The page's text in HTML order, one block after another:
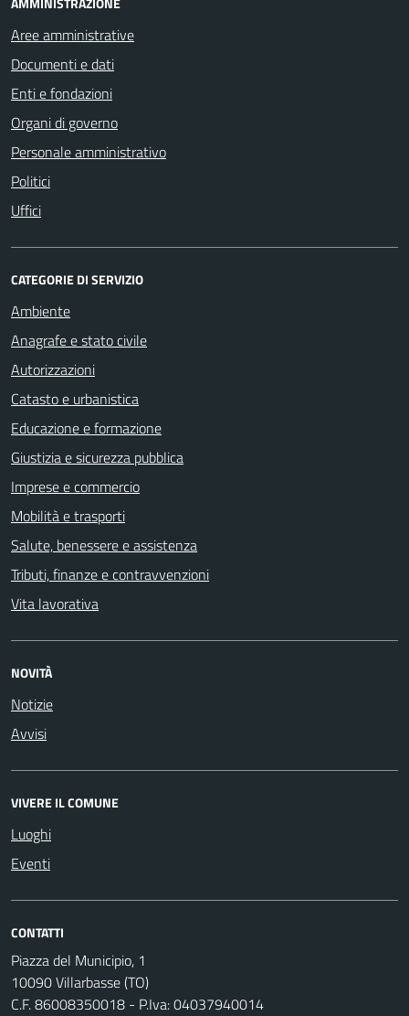
Aree amministrative
Documenti e dati
Enti e fondazioni
Organi di governo
Personale amministrativo
Politici
Uffici
CATEGORIE DI SERVIZIO
Ambiente
Anagrafe e stato civile
Autorizzazioni
Catasto e urbanistica
Educazione e formazione
Giustizia e sicurezza pubblica
Imprese e commercio
Mobilità e trasporti
Salute, benessere e assistenza
Tributi, finanze e contravvenzioni
Vita lavorativa
NOVITÀ
Notizie
Avvisi
VIVERE IL COMUNE
Luoghi
Eventi
CONTATTI
Piazza del Municipio, 1
10090 Villarbasse (TO)
C.F. 86008350018 - P.Iva: 04037940014